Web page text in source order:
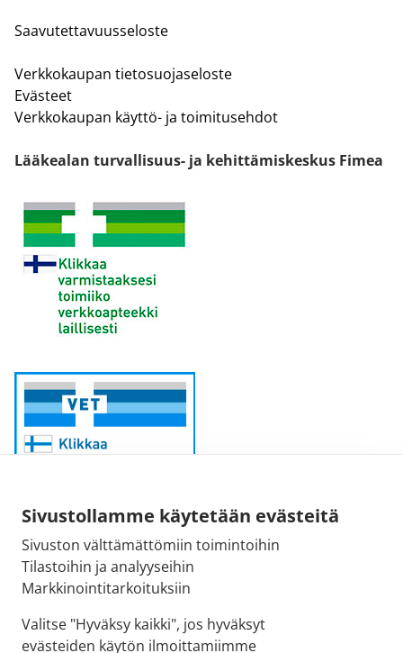
Sivustollamme käytetään evästeitä
Sivuston välttämättömiin toimintoihin
Tilastoihin ja analyyseihin
Markkinointitarkoituksiin
Valitse "Hyväksy kaikki", jos hyväksyt
evästeiden käytön ilmoittamiimme
Saavutettavuusseloste
Verkkokaupan tietosuojaseloste
Evästeet
Verkkokaupan käyttö- ja toimitusehdot
Lääkealan turvallisuus- ja kehittämiskeskus Fimea
Sähköpostiosoite:
kirjaamo@fimea.fi
Fimean vaihde:
029 522 3341